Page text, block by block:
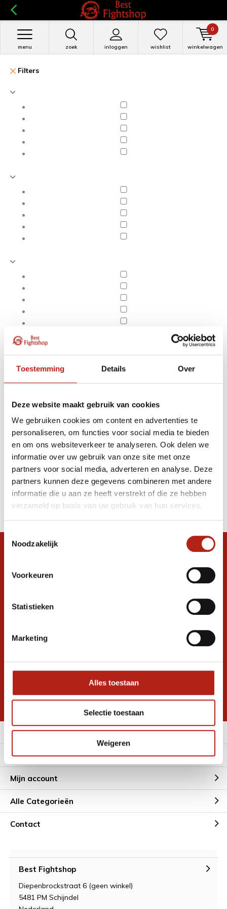
Toestemming Details Over
Deze website maakt gebruik van cookies
We gebruiken cookies om content en advertenties te
personaliseren, om functies voor social media te bieden
en om ons websiteverkeer te analyseren. Ook delen we
informatie over uw gebruik van onze site met onze
partners voor social media, adverteren en analyse. Deze
partners kunnen deze gegevens combineren met andere
informatie die u aan ze heeft verstrekt of die ze hebben
verzameld op basis van uw gebruik van hun services.
Toestemmingsselectie
Noodzakelijk
Voorkeuren
Statistieken
Marketing
Alles toestaan
Selectie toestaan
Weigeren
zoek inloggen
menu wishlist winkelwagen
0
Filters
Apply filters
Producten getagd met
Aqua Headhunter
Training Bag 12" zwart/zilver
Producten
Filter
Stel je vraag in de chat, en we helpen je
graag verder. 24/7
Volg ons
promoties
* Lees hier de wettelijke beperkingen
Meer informatie
Klantenservice
Mijn account
Alle Categorieën
Contact
Best Fightshop
Diepenbrockstraat 6 (geen winkel)
5481 PM Schijndel